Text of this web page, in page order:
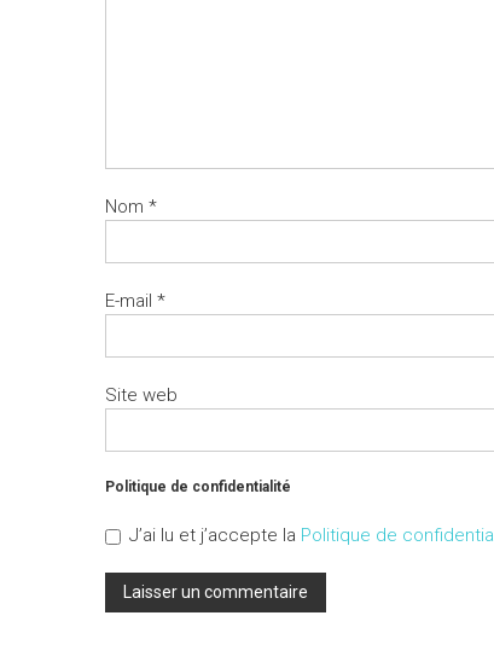
Nom *
E-mail *
Site web
Politique de confidentialité
J’ai lu et j’accepte la Politique de